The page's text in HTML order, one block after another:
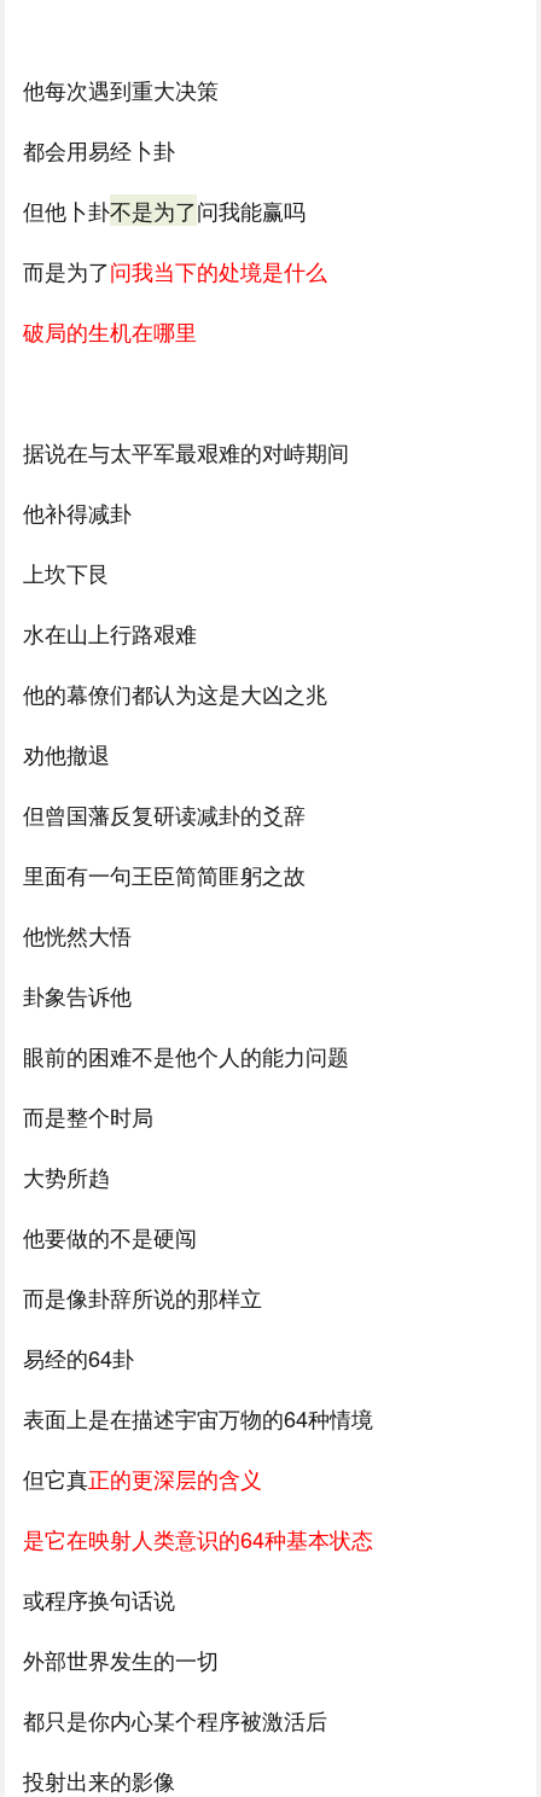
他每次遇到重大决策
都会用易经卜卦
但他卜卦不是为了问我能赢吗
而是为了问我当下的处境是什么
破局的生机在哪里
据说在与太平军最艰难的对峙期间
他补得减卦
上坎下艮
水在山上行路艰难
他的幕僚们都认为这是大凶之兆
劝他撤退
但曾国藩反复研读减卦的爻辞
里面有一句王臣简简匪躬之故
他恍然大悟
卦象告诉他
眼前的困难不是他个人的能力问题
而是整个时局
大势所趋
他要做的不是硬闯
而是像卦辞所说的那样立
易经的64卦
表面上是在描述宇宙万物的64种情境
但它真正的更深层的含义
是它在映射人类意识的64种基本状态
或程序换句话说
外部世界发生的一切
都只是你内心某个程序被激活后
投射出来的影像